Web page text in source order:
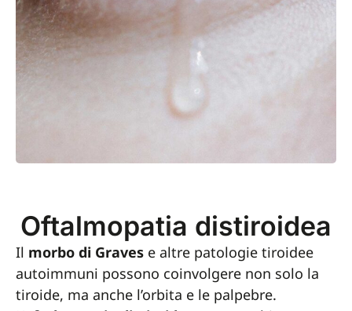
Oftalmopatia distiroidea
Il morbo di Graves e altre patologie tiroidee
autoimmuni possono coinvolgere non solo la
tiroide, ma anche l’orbita e le palpebre.